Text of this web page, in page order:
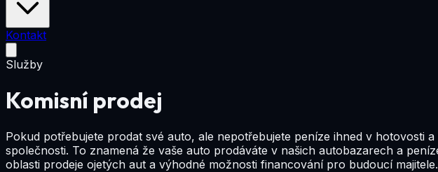
Kontakt
Služby
Komisní prodej
Pokud potřebujete prodat své auto, ale nepotřebujete peníze ihned v hotovosti
společnosti. To znamená že vaše auto prodáváte v našich autobazarech a
oblasti prodeje ojetých aut a výhodné možnosti financování pro budoucí majitele.